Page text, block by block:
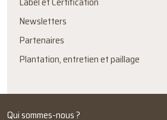
Newsletters
Partenaires
Plantation, entretien et paillage
Qui sommes-nous ?